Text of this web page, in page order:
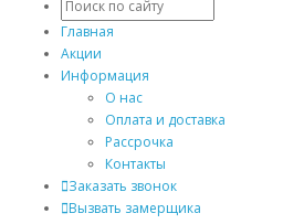
Главная
Акции
Информация
О нас
Оплата и доставка
Рассрочка
Контакты
Заказать звонок
Вызвать замерщика